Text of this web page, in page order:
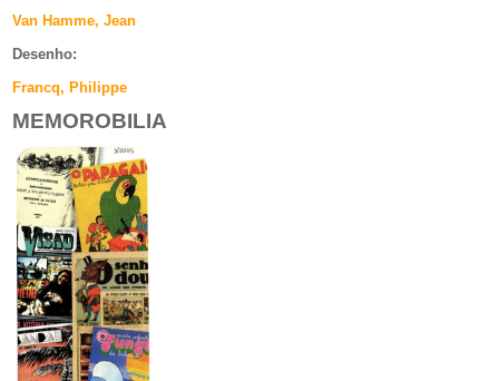
Van Hamme, Jean
Desenho:
Francq, Philippe
MEMOROBILIA